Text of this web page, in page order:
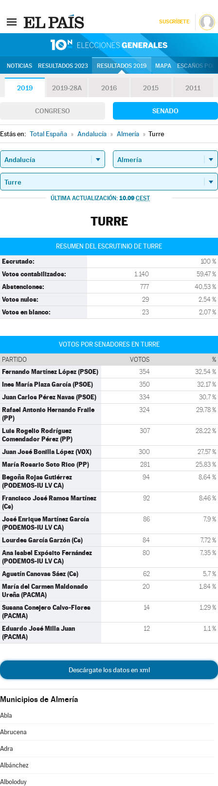
SUSCRÍBETE
NOTICIAS RESULTADOS 2023 RESULTADOS 2019 MAPA ESCAÑOS
2019 2019-28A 2016 2015 2011
CONGRESO SENADO
Estás en: Total España » Andalucía » Almería » Turre
ÚLTIMA ACTUALIZACIÓN: 10.09 CEST
TURRE
RESUMEN DEL ESCRUTINIO DE TURRE
Escrutado: 100 %
Votos contabilizados: 1.140 59,47 %
Abstenciones: 777 40,53 %
Votos nulos: 29 2,54 %
Votos en blanco: 23 2,07 %
VOTOS POR SENADORES EN TURRE
PARTIDO VOTOS %
Fernando Martínez López (PSOE) 354 32,54 %
Ines María Plaza García (PSOE) 350 32,17 %
Juan Carlos Pérez Navas (PSOE) 334 30,7 %
Rafael Antonio Hernando Fraile
(PP)
324 29,78 %
Luis Rogelio Rodríguez
Comendador Pérez (PP)
307 28,22 %
Juan José Bonilla López (VOX) 300 27,57 %
María Rosario Soto Rico (PP) 281 25,83 %
Begoña Rojas Gutiérrez
(PODEMOS-IU LV CA)
94 8,64 %
Francisco José Ramos Martínez
(Cs)
92 8,46 %
José Enrique Martínez García
(PODEMOS-IU LV CA)
86 7,9 %
Lourdes García Garzón (Cs) 84 7,72 %
Ana Isabel Expósito Fernández
(PODEMOS-IU LV CA)
80 7,35 %
Agustín Canovas Sáez (Cs) 62 5,7 %
María del Carmen Maldonado
Ureña (PACMA)
20 1,84 %
Susana Conejero Calvo-Flores
(PACMA)
14 1,29 %
Eduardo José Milla Juan
(PACMA)
12 1,1 %
Descárgate los datos en xml
Municipios de Almería
Abla
Abrucena
Adra
Albánchez
Alboloduy